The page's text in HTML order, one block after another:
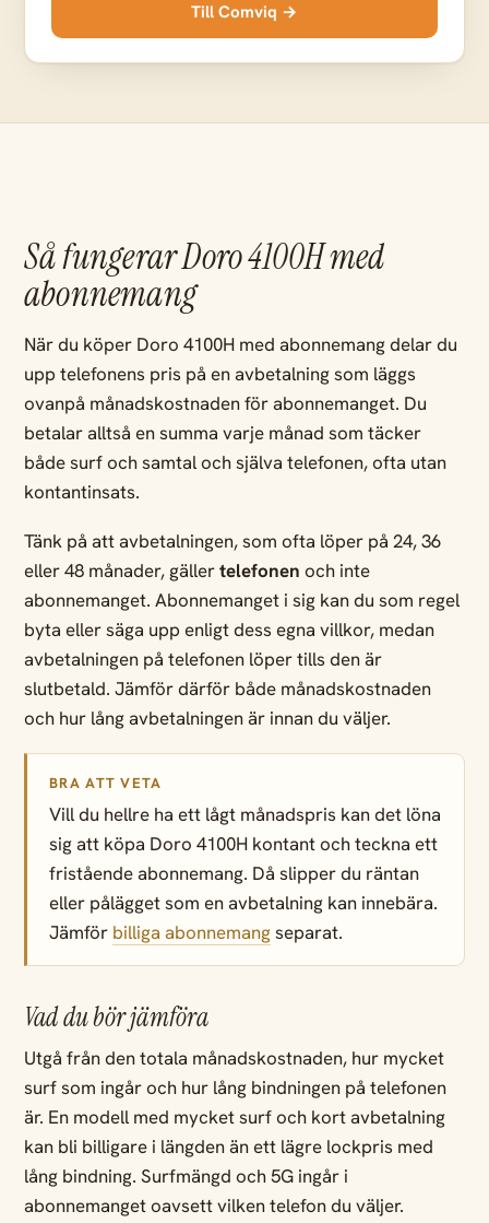
Till Comviq →
Så fungerar Doro 4100H med
abonnemang
När du köper Doro 4100H med abonnemang delar du
upp telefonens pris på en avbetalning som läggs
ovanpå månadskostnaden för abonnemanget. Du
betalar alltså en summa varje månad som täcker
både surf och samtal och själva telefonen, ofta utan
kontantinsats.
Tänk på att avbetalningen, som ofta löper på 24, 36
eller 48 månader, gällertelefonen och inte
abonnemanget. Abonnemanget i sig kan du som regel
byta eller säga upp enligt dess egna villkor, medan
avbetalningen på telefonen löper tills den är
slutbetald. Jämför därför både månadskostnaden
och hur lång avbetalningen är innan du väljer.
BRA ATT VETA
Vill du hellre ha ett lågt månadspris kan det löna
sig att köpa Doro 4100H kontant och teckna ett
fristående abonnemang. Då slipper du räntan
eller pålägget som en avbetalning kan innebära.
Jämför billiga abonnemangseparat.
Vad du bör jämföra
Utgå från den totala månadskostnaden, hur mycket
surf som ingår och hur lång bindningen på telefonen
är. En modell med mycket surf och kort avbetalning
kan bli billigare i längden än ett lägre lockpris med
lång bindning. Surfmängd och 5G ingår i
abonnemanget oavsett vilken telefon du väljer.